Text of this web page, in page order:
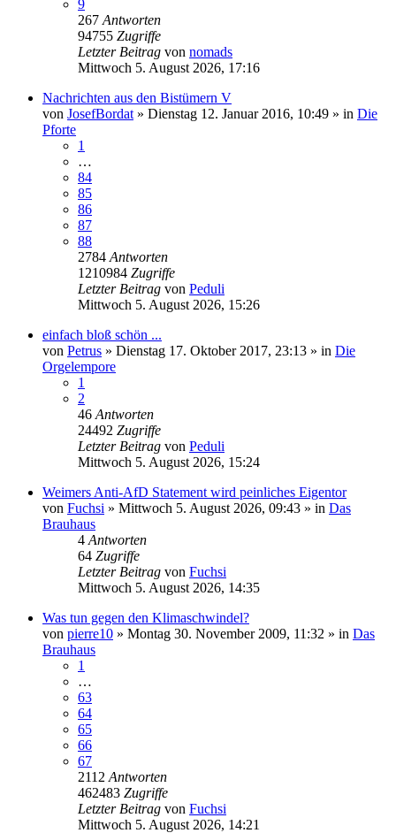
9
267 Antworten
94755 Zugriffe
Letzter Beitrag von nomads
Mittwoch 5. August 2026, 17:16
Nachrichten aus den Bistümern V
von JosefBordat » Dienstag 12. Januar 2016, 10:49 » in Die
Pforte
1
…
84
85
86
87
88
2784 Antworten
1210984 Zugriffe
Letzter Beitrag von Peduli
Mittwoch 5. August 2026, 15:26
einfach bloß schön ...
von Petrus » Dienstag 17. Oktober 2017, 23:13 » in Die
Orgelempore
1
2
46 Antworten
24492 Zugriffe
Letzter Beitrag von Peduli
Mittwoch 5. August 2026, 15:24
Weimers Anti-AfD Statement wird peinliches Eigentor
von Fuchsi » Mittwoch 5. August 2026, 09:43 » in Das
Brauhaus
4 Antworten
64 Zugriffe
Letzter Beitrag von Fuchsi
Mittwoch 5. August 2026, 14:35
Was tun gegen den Klimaschwindel?
von pierre10 » Montag 30. November 2009, 11:32 » in Das
Brauhaus
1
…
63
64
65
66
67
2112 Antworten
462483 Zugriffe
Letzter Beitrag von Fuchsi
Mittwoch 5. August 2026, 14:21